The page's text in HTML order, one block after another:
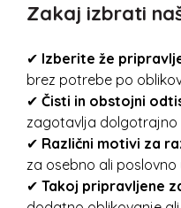
Zakaj izbrati
✔ Izberite že
brez potrebe po
✔ Čisti in obstojni
zagotavlja dolgotrajno
✔ Različni motivi za
za osebno ali
✔ Takoj pripravljene